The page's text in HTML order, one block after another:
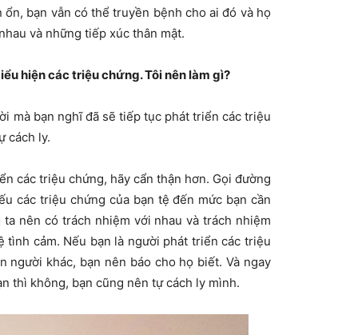
bạn vẫn có thể truyền bệnh cho ai đó và họ
và những tiếp xúc thân mật.
hiện các triệu chứng. Tôi nên làm gì?
mà bạn nghĩ đã sẽ tiếp tục phát triển các triệu
cách ly.
các triệu chứng, hãy cẩn thận hơn. Gọi đường
các triệu chứng của bạn tệ đến mức bạn cần
nên có trách nhiệm với nhau và trách nhiệm
cảm. Nếu bạn là người phát triển các triệu
người khác, bạn nên báo cho họ biết. Và ngay
thì không, bạn cũng nên tự cách ly mình.